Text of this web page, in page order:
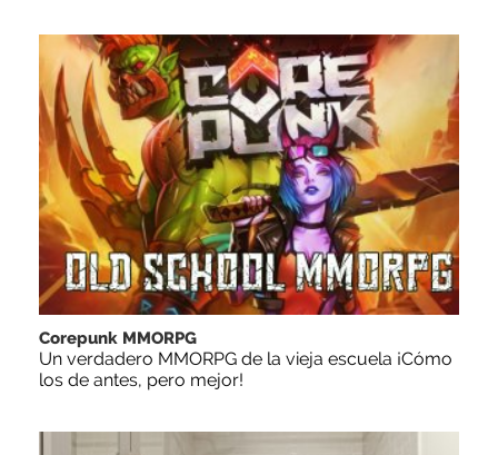
Corepunk MMORPG
Un verdadero MMORPG de la vieja escuela ¡Cómo
los de antes, pero mejor!